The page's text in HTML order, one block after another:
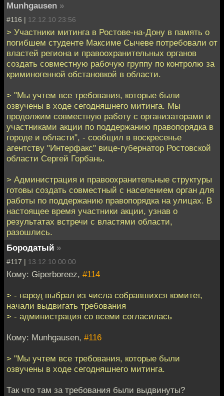
Munhgausen »
#116 | 12.12.10 23:56
> Участники митинга в Ростове-на-Дону в память о
погибшем студенте Максиме Сычеве потребовали от
властей региона и правоохранительных органов
создать совместную рабочую группу по контролю за
криминогенной обстановкой в области.
> "Мы учтем все требования, которые были
озвучены в ходе сегодняшнего митинга. Мы
продолжим совместную работу с организаторами и
участниками акции по поддержанию правопорядка в
городе и области", - сообщил в воскресенье
агентству "Интерфакс" вице-губернатор Ростовской
области Сергей Горбань.
> Администрация и правоохранительные структуры
готовы создать совместный с населением орган для
работы по поддержанию правопорядка на улицах. В
настоящее время участники акции, узнав о
результатах встречи с властями области,
разошлись.
Бородатый »
#117 | 13.12.10 00:00
Кому: Giperboreez, #114
> - народ выбрал из числа собравшихся комитет,
начали выдвигать требования
> - администрация со всеми согласилась
Кому: Munhgausen, #116
> "Мы учтем все требования, которые были
озвучены в ходе сегодняшнего митинга.
Так что там за требования были выдвинуты?